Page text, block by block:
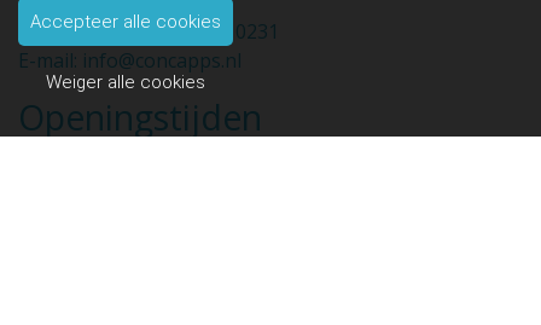
Telefoon: +31 (0)73 820 0231
E-mail: info@concapps.nl
Openingstijden
Accepteer alle cookies
Weiger alle cookies